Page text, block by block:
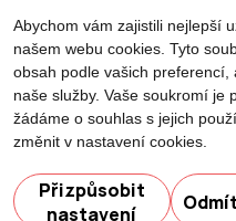
Abychom vám zajistili nejlepší
našem webu cookies. Tyto
obsah podle vašich preferencí,
naše služby. Vaše soukromí je
žádáme o souhlas s jejich
změnit v nastavení cookies.
Přizpůsobit
nastavení
©2026 Všechna práva
jeho části je umožněn
Created